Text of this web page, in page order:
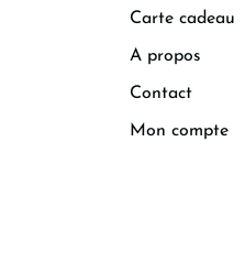
Carte cadeau
A propos
Contact
Mon compte